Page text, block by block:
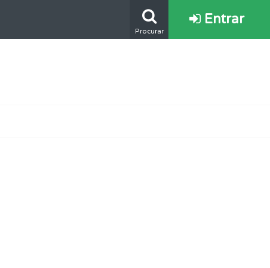
Procurar
Entrar